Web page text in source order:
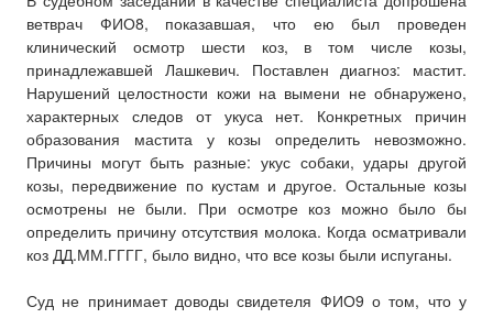
ветврач ФИО8, показавшая, что ею был проведен
клинический осмотр шести коз, в том числе козы,
принадлежавшей Лашкевич. Поставлен диагноз: мастит.
Нарушений целостности кожи на вымени не обнаружено,
характерных следов от укуса нет. Конкретных причин
образования мастита у козы определить невозможно.
Причины могут быть разные: укус собаки, удары другой
козы, передвижение по кустам и другое. Остальные козы
осмотрены не были. При осмотре коз можно было бы
определить причину отсутствия молока. Когда осматривали
коз ДД.ММ.ГГГГ, было видно, что все козы были испуганы.
Суд не принимает доводы свидетеля ФИО9 о том, что у